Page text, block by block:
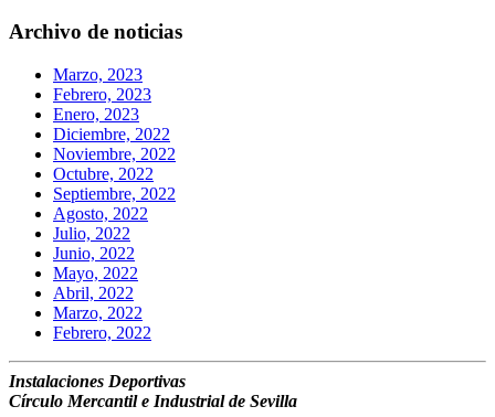
Archivo de noticias
Marzo, 2023
Febrero, 2023
Enero, 2023
Diciembre, 2022
Noviembre, 2022
Octubre, 2022
Septiembre, 2022
Agosto, 2022
Julio, 2022
Junio, 2022
Mayo, 2022
Abril, 2022
Marzo, 2022
Febrero, 2022
Instalaciones Deportivas
Círculo Mercantil e Industrial de Sevilla